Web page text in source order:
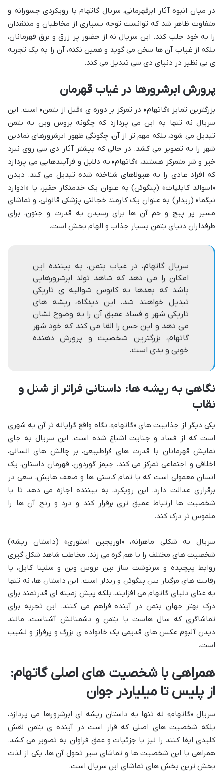
در میان انبوه آثار ابرقهرمانی، سریال گاتهام با رویکردی جسورانه و
متفاوت ظاهر شد که توانست توجه بسیاری از مخاطبان و منتقدان
را به خود جلب کند. این سریال نه از حضور پر زرق و برق قهرمانان،
بلکه از غیاب آن ها سخن می گوید و همین نکته، آن را به یک تجربه
ی بی نظیر در دنیای دی سی تبدیل می کند.
پرورش ابرشرورها در غیاب قهرمان
بزرگترین تمایز «گاتهام» در تمرکز بر دوره ی «قبل از بتمن» است. این
سریال نه تنها به این می پردازد که چگونه بروس وین به بتمن
تبدیل می شود، بلکه مهم تر از آن، چگونگی ظهور ابرشرورهای نمادین
شهر را به تصویر می کشد. در حالی که بیشتر آثار دی سی روی نبرد
خیر و شر متمرکز هستند، «گاتهام» به دلایل و فرآیندهایی می پردازد
که افراد عادی را به هیولاهای شناخته شده تبدیل می کند. دیدن
«اسوالد کابلپات» (پنگوئن) به عنوان یک خدمتکار حقیر، یا «ادوارد
نیگما» (ریدلر) به عنوان یک کارمند خجالتی پزشکی قانونی، و تماشای
مسیر پر پیچ و خم آن ها برای رسیدن به قدرت و جنون، برای
طرفداران دنیای بتمن بسیار جذاب و الهام بخش است.
سریال گاتهام، در غیاب بتمن، به بیننده این
امکان را می دهد که شاهد تولد ابرشرورهایی
باشد که بعدها به کابوس شوالیه ی تاریکی
تبدیل خواهند شد. این دیدگاه، ریشه های
تاریکی شهر و فساد عمیق آن را به وضوح نشان
می دهد و این حس را القا می کند که خود شهر
گاتهام، بزرگترین شخصیت و پرورش دهنده
خوبی و بدی است.
نگاهی به ریشه ها: داستانی فراتر از شنل و
نقاب
یکی دیگر از جذابیت های «گاتهام»، نگاه واقع گرایانه تر آن به شهری
است که از فساد و جنایت اشباع شده است. این سریال به جای
نمایش قهرمانان با قدرت های فراطبیعی، بر چالش های انسانی،
اخلاقی و اجتماعی تمرکز می کند. جیمز گوردون، قهرمان داستان، یک
انسان معمولی است که با تمام کاستی ها و ضعف هایش، سعی در
برقراری عدالت دارد. این رویکرد، به بیننده اجازه می دهد تا با
شخصیت ها ارتباط عمیق تری برقرار کند و درد و رنج آن ها را
ملموس تر درک کند.
سریال به شکلی ماهرانه، «اوریجین استوری» (داستان ریشه)
شخصیت های مختلف را با هم گره می زند. مخاطب شاهد شکل گیری
روابط پیچیده و سرنوشت ساز بین بروس وین و سلینا کایل، یا
رقابت های مرگبار بین پنگوئن و ریدلر است. این داستان ها، نه تنها
به غنای دنیای گاتهام می افزایند، بلکه پیش زمینه ای قدرتمند برای
درک بهتر جهان بتمن در آینده فراهم می کنند. این تجربه برای
تماشاگری که سال هاست با بتمن و دشمنانش آشناست، مانند
دیدن آلبوم عکس های قدیمی یک خانواده ی بزرگ و پرفراز و نشیب
است.
همراهی با شخصیت های اصلی گاتهام:
از پلیس تا میلیاردر جوان
سریال «گاتهام» نه تنها به داستان ریشه ای ابرشرورها می پردازد،
بلکه شخصیت های اصلی که قرار است در آینده ی بتمن نقش
کلیدی ایفا کنند را نیز با جزئیات و عمق فراوان به تصویر می کشد.
همراهی با این شخصیت ها و تماشای سیر تحول آن ها، یکی از لذت
بخش ترین بخش های تماشای این سریال است.